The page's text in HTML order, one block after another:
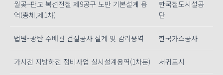
월곶~판교 복선전철 제9공구 노반 기본설계 용
역(총체,제1차)
한국철도시설공
단
법원~광탄 주배관 건설공사 설계 및 감리용역 한국가스공사
가시천 지방하천 정비사업 실시설계용역(1차분) 서귀포시